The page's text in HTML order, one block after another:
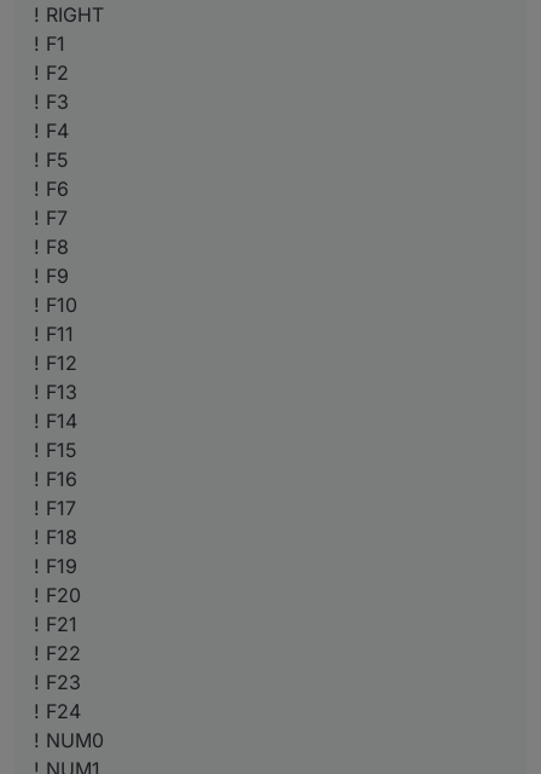
! RIGHT
! F1
! F2
! F3
! F4
! F5
! F6
! F7
! F8
! F9
! F10
! F11
! F12
! F13
! F14
! F15
! F16
! F17
! F18
! F19
! F20
! F21
! F22
! F23
! F24
! NUM0